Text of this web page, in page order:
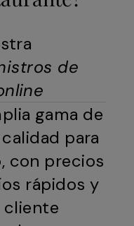
de
gama de
para
con precios
rápidos y
cliente